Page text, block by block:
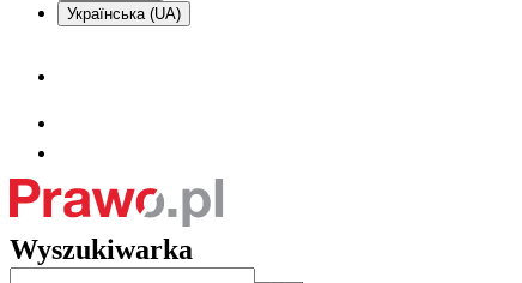
Українська (UA)
Wyszukiwarka